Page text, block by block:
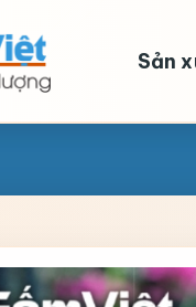
Sản